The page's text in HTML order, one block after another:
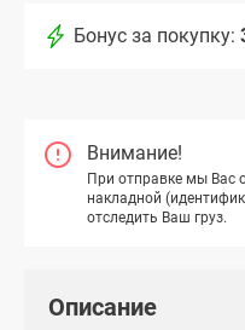
Бонус за покупку:
Внимание!
При отправке мы Вас
накладной
отследить Ваш груз.
Описание